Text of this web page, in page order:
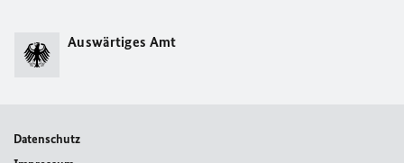
Auswärtiges Amt
Datenschutz